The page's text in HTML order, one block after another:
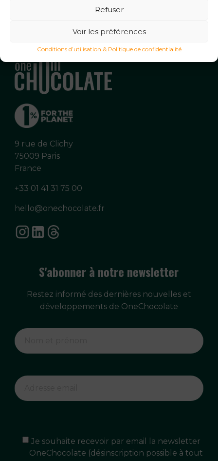
Refuser
Voir les préférences
Conditions d’utilisation & Politique de confidentialité
9 rue de Clichy
75009 Paris
France
+33 01 41 31 75 00
hello@onechocolate.fr
S'abonner à notre newsletter
Restez informé des dernières nouvelles et
développements de OneChocolate
Je souhaite recevoir par email la newsletter
OneChocolate (désinscription possible à tout